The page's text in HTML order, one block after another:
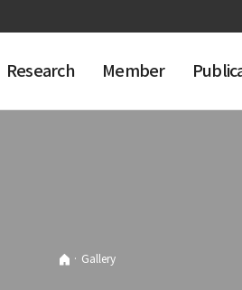
Research Member
· Gallery